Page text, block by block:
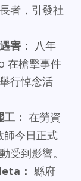
者，引發社
害： 八年
在槍擊事件
行悼念活
： 在勞資
今日正式
受到影響。
： 縣府